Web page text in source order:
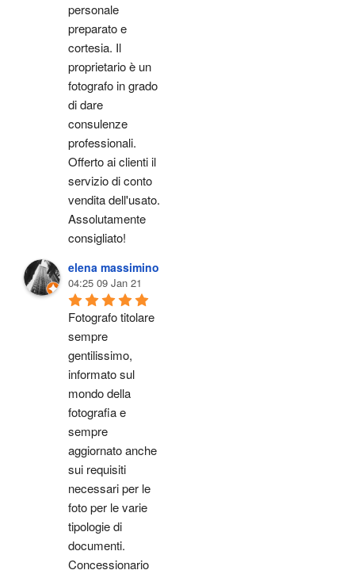
personale
preparato e
cortesia. Il
proprietario è un
fotografo in grado
di dare
consulenze
professionali.
Offerto ai clienti il
servizio di conto
vendita dell'usato.
Assolutamente
consigliato!
elena massimino
04:25 09 Jan 21
Fotografo titolare
sempre
gentilissimo,
informato sul
mondo della
fotografia e
sempre
aggiornato anche
sui requisiti
necessari per le
foto per le varie
tipologie di
documenti.
Concessionario